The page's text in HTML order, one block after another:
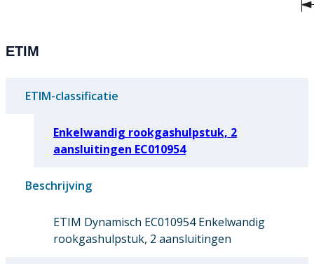
ETIM
ETIM-classificatie
Enkelwandig rookgashulpstuk, 2
aansluitingen EC010954
Beschrijving
ETIM Dynamisch EC010954 Enkelwandig
rookgashulpstuk, 2 aansluitingen